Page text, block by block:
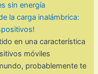
sin energía
la carga inalámbrica:
en una característica
móviles
probablemente te